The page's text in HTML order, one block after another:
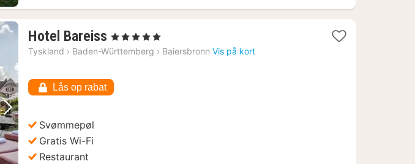
Næste billede
Hotel Bareiss 1
nat
5402
kr.
, 5 Stjerner
Tyskland › Baden-Württemberg › Baiersbronn Vis på kort
Lås op rabat
Svømmepøl
Gratis Wi-Fi
Restaurant